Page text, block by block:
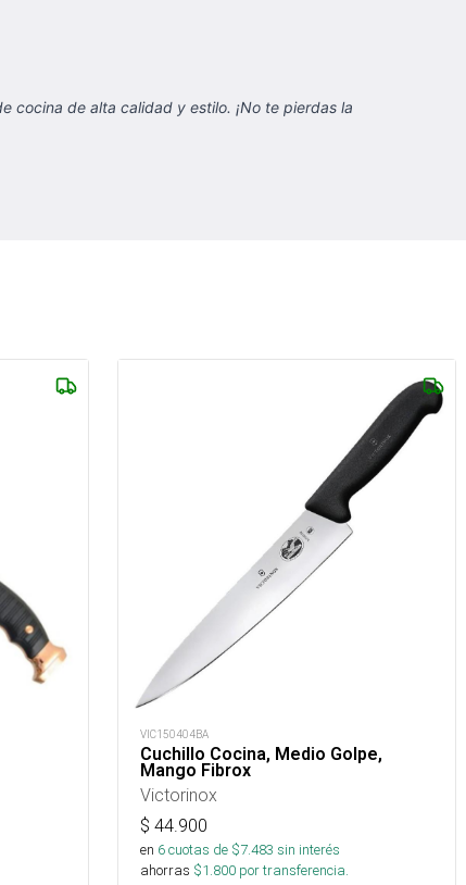
cocina de alta calidad y estilo. ¡No te pierdas la
VIC150404BA
Cuchillo Cocina, Medio Golpe,
Mango Fibrox
Victorinox
$ 44.900
en 6cuotas de $7.483 sin interés
ahorras $1.800 por transferencia.